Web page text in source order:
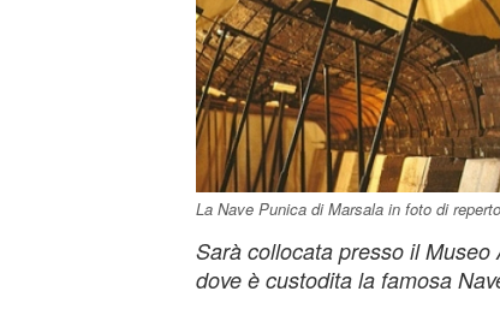
La Nave Punica di Marsala in foto di
Sarà collocata presso il
dove è custodita la famosa